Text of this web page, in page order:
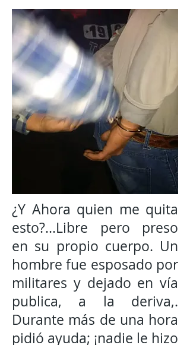
¿Y Ahora quien me quita
esto?...Libre pero preso
en su propio cuerpo. Un
hombre fue esposado por
militares y dejado en vía
publica, a la deriva,.
Durante más de una hora
pidió ayuda; ¡nadie le hizo